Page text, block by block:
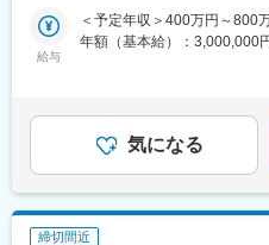
チームで活動しますので、
のでご安心ください。
案・説明
2.製品技術に関する問題解
3.技術に関連したサプライ
け)
給与
＜予定年収＞400万円～800
年額（基本給）：3,000,000
給与補足＞※予定年収はあく
て上下する可能性がありま
給を決定（賞与なし）賃金
を通じて上下する可能性が
た表記です。
気になる
締切間近